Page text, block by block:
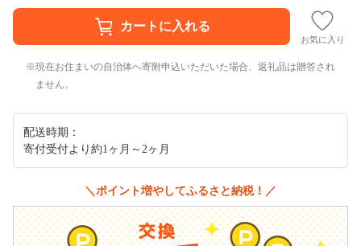
お気に入り
現在お住まいの自治体へ寄附申込いただいた場合、返礼品は贈答され
ません。
配送時期：
寄付受付より約1ヶ月～2ヶ月
＼ポイント増やしてふるさと納税！／